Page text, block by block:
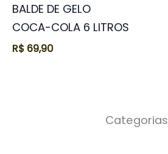
BALDE DE GELO
COCA-COLA 6 LITROS
R$ 69,90
Categorias